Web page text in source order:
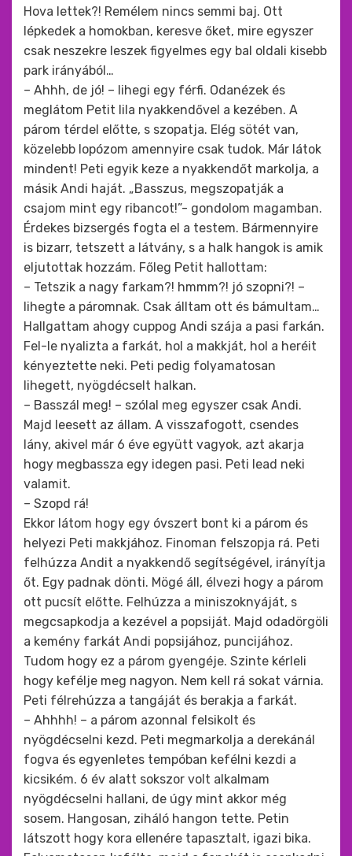
Hova lettek?! Remélem nincs semmi baj. Ott
lépkedek a homokban, keresve őket, mire egyszer
csak neszekre leszek figyelmes egy bal oldali kisebb
park irányából…
– Ahhh, de jó! – lihegi egy férfi. Odanézek és
meglátom Petit lila nyakkendővel a kezében. A
párom térdel előtte, s szopatja. Elég sötét van,
közelebb lopózom amennyire csak tudok. Már látok
mindent! Peti egyik keze a nyakkendőt markolja, a
másik Andi haját. „Basszus, megszopatják a
csajom mint egy ribancot!”- gondolom magamban.
Érdekes bizsergés fogta el a testem. Bármennyire
is bizarr, tetszett a látvány, s a halk hangok is amik
eljutottak hozzám. Főleg Petit hallottam:
– Tetszik a nagy farkam?! hmmm?! jó szopni?! –
lihegte a páromnak. Csak álltam ott és bámultam…
Hallgattam ahogy cuppog Andi szája a pasi farkán.
Fel-le nyalizta a farkát, hol a makkját, hol a heréit
kényeztette neki. Peti pedig folyamatosan
lihegett, nyögdécselt halkan.
– Basszál meg! – szólal meg egyszer csak Andi.
Majd leesett az állam. A visszafogott, csendes
lány, akivel már 6 éve együtt vagyok, azt akarja
hogy megbassza egy idegen pasi. Peti lead neki
valamit.
– Szopd rá!
Ekkor látom hogy egy óvszert bont ki a párom és
helyezi Peti makkjához. Finoman felszopja rá. Peti
felhúzza Andit a nyakkendő segítségével, irányítja
őt. Egy padnak dönti. Mögé áll, élvezi hogy a párom
ott pucsít előtte. Felhúzza a miniszoknyáját, s
megcsapkodja a kezével a popsiját. Majd odadörgöli
a kemény farkát Andi popsijához, puncijához.
Tudom hogy ez a párom gyengéje. Szinte kérleli
hogy kefélje meg nagyon. Nem kell rá sokat várnia.
Peti félrehúzza a tangáját és berakja a farkát.
– Ahhhh! – a párom azonnal felsikolt és
nyögdécselni kezd. Peti megmarkolja a derekánál
fogva és egyenletes tempóban kefélni kezdi a
kicsikém. 6 év alatt sokszor volt alkalmam
nyögdécselni hallani, de úgy mint akkor még
sosem. Hangosan, ziháló hangon tette. Petin
látszott hogy kora ellenére tapasztalt, igazi bika.